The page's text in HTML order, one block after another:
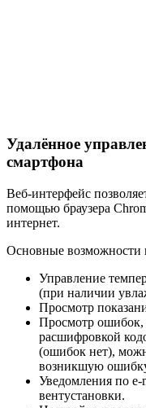
Удалённое
смартфона
Веб-интерфейс
помощью браузера
интернет.
Основные возможности
Управление
(при наличии
Просмотр
Просмотр ошибок,
расшифровкой
(ошибок нет),
возникшую
Уведомления по
вентустановки.